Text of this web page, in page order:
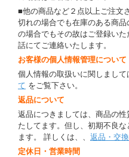
■他の商品など２点以上ご注文
切れの場合でも在庫のある商
の場合でもその故はご登録い
話にてご連絡いたします。
お客様の個人情報管理について
個人情報の取扱いに関しまして
て をご覧下さい。
返品について
返品につきましては、商品の
たしてます。但し、初期不良
ます。 詳しくは、、 返品・交
定休日・営業時間